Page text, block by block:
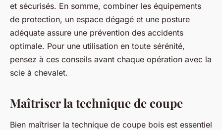
et sécurisés. En somme, combiner les équipements
de protection, un espace dégagé et une posture
adéquate assure une prévention des accidents
optimale. Pour une utilisation en toute sérénité,
pensez à ces conseils avant chaque opération avec la
scie à chevalet.
Maîtriser la technique de coupe
Bien maîtriser la technique de coupe bois est essentiel